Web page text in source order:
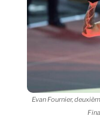
Evan Fournier,